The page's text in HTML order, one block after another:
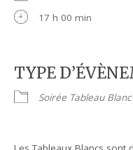
17 h 00 min
TYPE
Soirée Tableau Blanc